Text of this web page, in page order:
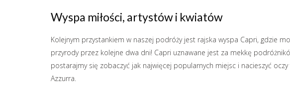
Wyspa miłości, artystów i kwiatów
Kolejnym przystankiem w naszej podróży jest rajska wyspa Capri, gdzie
przyrody przez kolejne dwa dni! Capri uznawane jest za mekkę
postarajmy się zobaczyć jak najwięcej popularnych miejsc i nacieszyć
Azzurra.